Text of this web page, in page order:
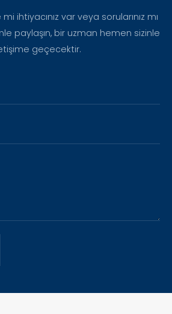
ihtiyacınız var veya sorularınız mı
paylaşın, bir uzman hemen sizinle
geçecektir.